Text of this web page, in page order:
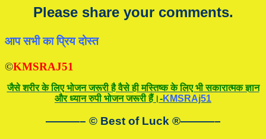
Please share your comments.
आप सभी का प्रिय दोस्त
©KMSRAJ51
जैसे शरीर के लिए भोजन जरूरी है वैसे ही मस्तिष्क के लिए भी सकारात्मक ज्ञान
और ध्यान रुपी भोजन जरूरी हैं।-KMSRAj51
———– © Best of Luck ®———–